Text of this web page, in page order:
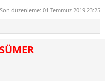
Son düzenleme: 01 Temmuz 2019 23:25